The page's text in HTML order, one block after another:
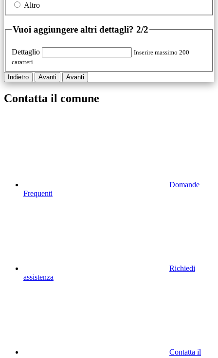
Altro
Vuoi aggiungere altri dettagli? 2/2
Dettaglio
Inserire massimo 200
caratteri
Indietro Avanti Avanti
Contatta il comune
Domande
Frequenti
Richiedi
assistenza
Contatta il